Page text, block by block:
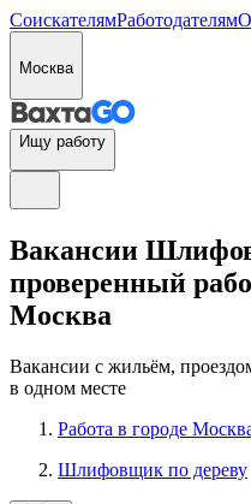
СоискателямРаботодателям
Москва
Ищу работу
Вакансии
проверенный
Москва
Вакансии с жильём,
в одном месте
Работа в городе
Шлифовщик по дереву